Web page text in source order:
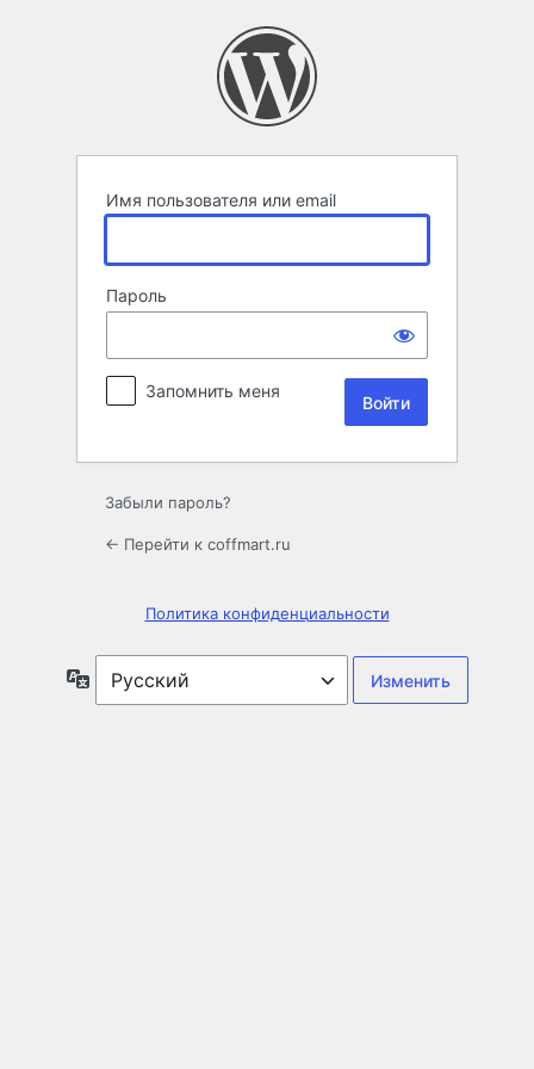
Имя пользователя или email
Пароль
Запомнить меня
Забыли пароль?
← Перейти к coffmart.ru
Политика конфиденциальности
Язык